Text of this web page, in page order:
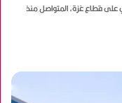
على قطاع غزة، المتواصل منذ